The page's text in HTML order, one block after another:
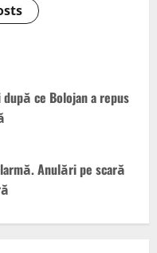
ce Bolojan a repus
Anulări pe scară